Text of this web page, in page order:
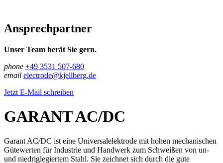
Ansprechpartner
Unser Team berät Sie gern.
phone +49 3531 507-680
email electrode@kjellberg.de
Jetzt E-Mail schreiben
GARANT AC/DC
Garant AC/DC ist eine Universalelektrode mit hohen mechanischen
Gütewerten für Industrie und Handwerk zum Schweißen von un-
und niedriglegiertem Stahl. Sie zeichnet sich durch die gute